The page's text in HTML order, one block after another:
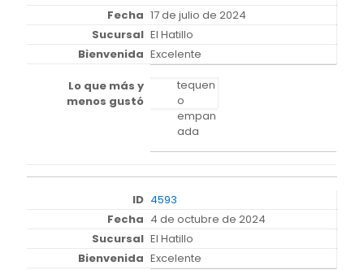
17 de julio de 2024
El Hatillo
Excelente
tequen
o
empan
ada
4593
4 de octubre de 2024
El Hatillo
Excelente